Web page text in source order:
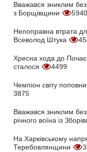
Вважався зниклим
з Борщівщини
5940
Непоправна втрата
Всеволод Штука
Хресна хода до
сталося
4499
Чемпіон світу
3875
Вважався зниклим
річного воїна із
На Харківському
Теребовлянщини